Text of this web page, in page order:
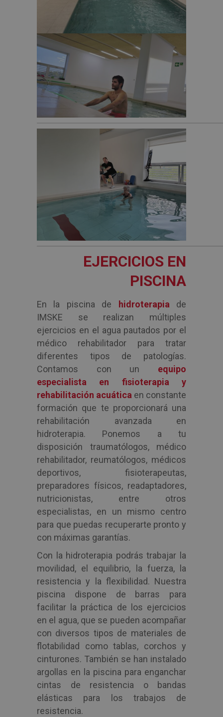
EJERCICIOS EN
PISCINA
En la piscina de hidroterapia de
IMSKE se realizan múltiples
ejercicios en el agua pautados por el
médico rehabilitador para tratar
diferentes tipos de patologías.
Contamos con un equipo
especialista en fisioterapia y
rehabilitación acuática en constante
formación que te proporcionará una
rehabilitación avanzada en
hidroterapia. Ponemos a tu
disposición traumatólogos, médico
rehabilitador, reumatólogos, médicos
deportivos, fisioterapeutas,
preparadores físicos, readaptadores,
nutricionistas, entre otros
especialistas, en un mismo centro
para que puedas recuperarte pronto y
con máximas garantías.
Con la hidroterapia podrás trabajar la
movilidad, el equilibrio, la fuerza, la
resistencia y la flexibilidad. Nuestra
piscina dispone de barras para
facilitar la práctica de los ejercicios
en el agua, que se pueden acompañar
con diversos tipos de materiales de
flotabilidad como tablas, corchos y
cinturones. También se han instalado
argollas en la piscina para enganchar
cintas de resistencia o bandas
elásticas para los trabajos de
resistencia.